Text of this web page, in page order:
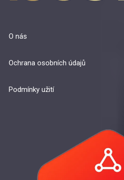
O nás
Ochrana osobních údajů
Podmínky užití